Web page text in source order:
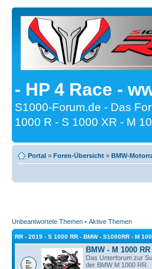
- HP 4 Race -
S1000-Forum.de - Das
1000 R - S 1000 XR - M
Portal » Foren-Übersicht » BMW-
Unbeantwortete Themen • Aktive Themen
RR - 2019 - S 1000 RR - BMW - S1000RR - M
BMW - M 1000
Das Unterforum zur
der BMW M 1000 RR.